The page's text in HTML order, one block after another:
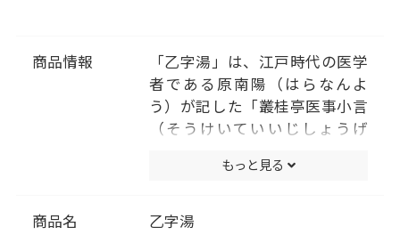
商品情報
「乙字湯」は、江戸時代の医学
者である原南陽（はらなんよ
う）が記した「叢桂亭医事小言
（そうけいていいじしょうげ
で、「痔疾」（ぢ）専門の漢方
の後、同じく江戸時代の医学者
もっと見る
商品名 乙字湯